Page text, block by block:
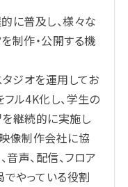
に普及し、様々な
制作・公開する機
ジオを運用してお
ル4K化し、学生の
を継続的に実施し
像制作会社に協
音声、配信、フロア
でやっている役割